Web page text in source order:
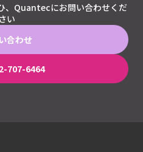
、Quantecにお問い合わせくだ
さい
合わせ
707-6464